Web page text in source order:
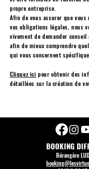
propre entreprise.
Afin de vous assurer que vous
vos obligations légales, nous
vivement de demander
afin de mieux comprendre
qui vous concernent
Cliquez ici pour obtenir des
détaillées sur la création de
BOOKING
Bérangère